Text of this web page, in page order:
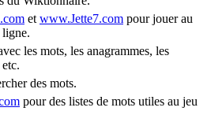
et www.Jette7.com pour jouer au
ligne.
les mots, les anagrammes, les
des mots.
pour des listes de mots utiles au jeu